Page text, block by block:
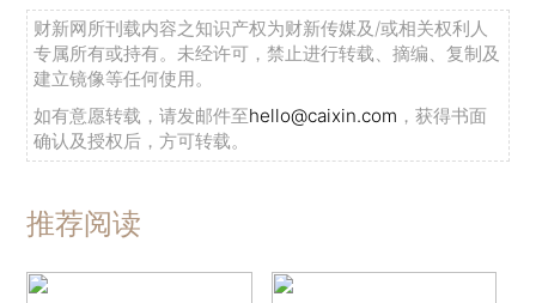
财新网所刊载内容之知识产权为财新传媒及/或相关权利人
专属所有或持有。未经许可，禁止进行转载、摘编、复制及
建立镜像等任何使用。
如有意愿转载，请发邮件至hello@caixin.com ，获得书面
确认及授权后，方可转载。
推荐阅读